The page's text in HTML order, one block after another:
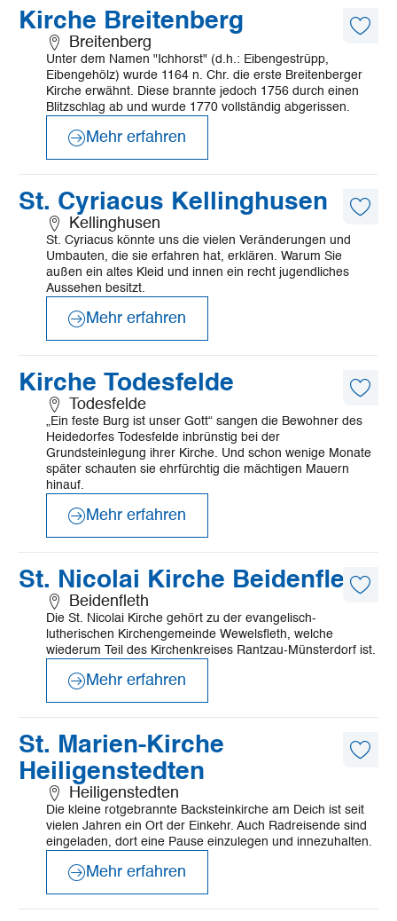
Kirche Breitenberg
Breitenberg
Unter dem Namen "Ichhorst" (d.h.: Eibengestrüpp,
Eibengehölz) wurde 1164 n. Chr. die erste Breitenberger
Kirche erwähnt. Diese brannte jedoch 1756 durch einen
Blitzschlag ab und wurde 1770 vollständig abgerissen.
Mehr
erfahren
Mehr erfahren
St. Cyriacus Kellinghusen
Kellinghusen
St. Cyriacus könnte uns die vielen Veränderungen und
Umbauten, die sie erfahren hat, erklären. Warum Sie
außen ein altes Kleid und innen ein recht jugendliches
Aussehen besitzt.
Mehr
erfahren
Mehr erfahren
Kirche Todesfelde
Todesfelde
„Ein feste Burg ist unser Gott“ sangen die Bewohner des
Heidedorfes Todesfelde inbrünstig bei der
Grundsteinlegung ihrer Kirche. Und schon wenige Monate
später schauten sie ehrfürchtig die mächtigen Mauern
hinauf.
Mehr
erfahren
Mehr erfahren
St. Nicolai Kirche Beidenfleth
Beidenfleth
Die St. Nicolai Kirche gehört zu der evangelisch-
lutherischen Kirchengemeinde Wewelsfleth, welche
wiederum Teil des Kirchenkreises Rantzau-Münsterdorf ist.
Mehr
erfahren
Mehr erfahren
St. Marien-Kirche
Heiligenstedten
Heiligenstedten
Die kleine rotgebrannte Backsteinkirche am Deich ist seit
vielen Jahren ein Ort der Einkehr. Auch Radreisende sind
eingeladen, dort eine Pause einzulegen und innezuhalten.
Mehr
erfahren
Mehr erfahren